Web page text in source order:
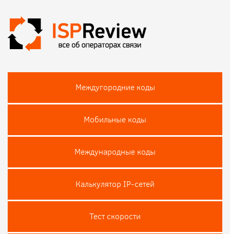
Междугородние коды
Мобильные коды
Международные коды
Калькулятор IP-сетей
Тест скороcти